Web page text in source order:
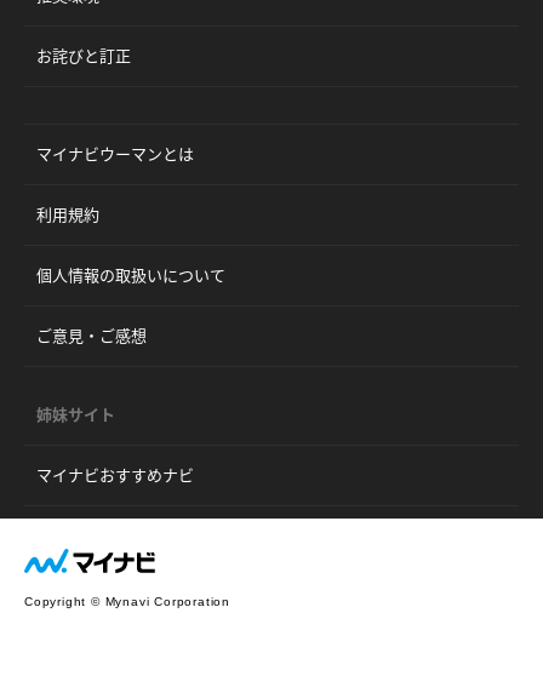
お詫びと訂正
マイナビウーマンとは
利用規約
個人情報の取扱いについて
ご意見・ご感想
姉妹サイト
マイナビおすすめナビ
Copyright © Mynavi Corporation